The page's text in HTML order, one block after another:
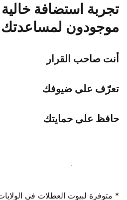
تجربة استضافة
موجودون لمساعدتك
أنت صاحب القرار
تعرّف على ضيوفك
حافظ على حمايتك
سجِّل كمضيف لدينا اليوم
* متوفرة لبيوت العطلات في